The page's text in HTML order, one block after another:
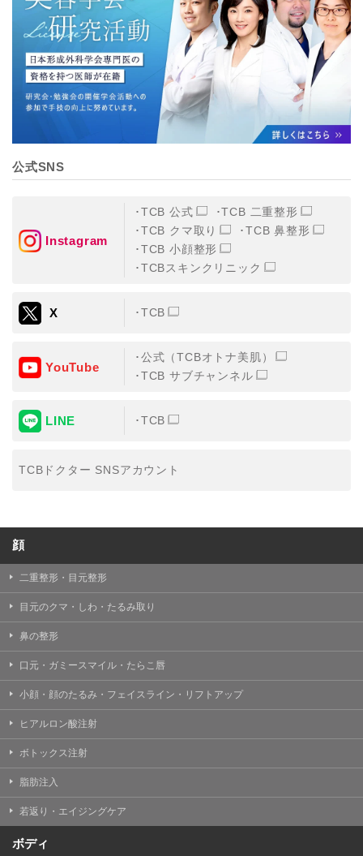
TCBグループは、取り扱う個人情報を、厳正な管理の下
に蓄積・保管し、当該個人情報への不正アクセス・紛
失・破壊・改ざんおよび漏洩等を防止するため、必要か
つ適切な組織的・人的・物理的・技術的防御措置を講じ
ます。
【個人情報の共同利用について】
TCBグループは、【利用目的】達成に必要な範囲で、取
得情報を共同して利用することがあります。
なお、共同利用にあたっては、一般社団法人メディカル
す。
一般社団法人メディカルアライアンス
①共同して利用される情報
②共同して利用する者の範囲
③共同利用する者の利用目的
【外部委託について】
おいて、取得情報の取扱いの全部または一部を外部の業
務委託先に委託することがあります。取得情報の取り扱
TCBグループは、個人情報保護法その他の法令により認
められる場合を除き、患者様の同意なしに、取得情報を
ん。
【個人情報の開示・訂正・利用停止について】
TCBグループは、本人の申し出により個人情報に関する
開示、訂正、更新、削除、利用停止その他お問い合わせ
について、これを適切に対応します。
【Cookie(クッキー)について】
Cookieは、一般的にインターネット閲覧を行う際、又は
の閲覧情報を記憶させておく機能です。
TCBグループでは、Cookie及び類似技術を使用して収集
を分析し、パフォーマンス改善や、WEBサイトを通じて
提供するサービスの向上・改善のため、Cookieを使用す
ることがあります。ご使用のブラウザによりCookieを無
公式SNS
Instagram
TCB 公式
TCB 二重整形
TCB クマ取り
TCB 鼻整形
TCB 小顔整形
TCBスキンクリニック
X TCB
YouTube
公式（TCBオトナ美肌）
TCB サブチャンネル
LINE TCB
TCBドクター SNSアカウント
顔
二重整形・目元整形
目元のクマ・しわ・たるみ取り
鼻の整形
口元・ガミースマイル・たらこ唇
小顔・顔のたるみ・フェイスライン・リフトアップ
ヒアルロン酸注射
ボトックス注射
脂肪注入
若返り・エイジングケア
ボディ